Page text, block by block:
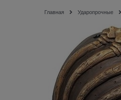
Главная Ударопрочные